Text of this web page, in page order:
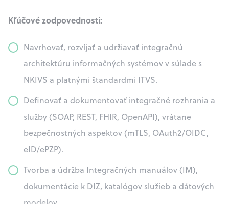
Kľúčové zodpovednosti:
Navrhovať, rozvíjať a udržiavať integračnú
architektúru informačných systémov v súlade s
NKIVS a platnými štandardmi ITVS.
Definovať a dokumentovať integračné rozhrania a
služby (SOAP, REST, FHIR, OpenAPI), vrátane
bezpečnostných aspektov (mTLS, OAuth2/OIDC,
eID/ePZP).
Tvorba a údržba Integračných manuálov (IM),
dokumentácie k DIZ, katalógov služieb a dátových